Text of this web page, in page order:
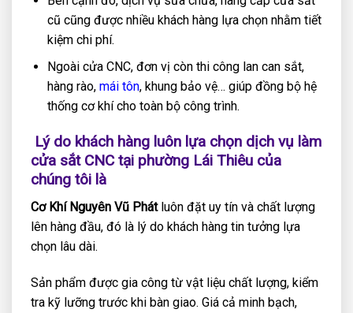
cũ cũng được nhiều khách hàng lựa chọn nhằm tiết
kiệm chi phí.
Ngoài cửa CNC, đơn vị còn thi công lan can sắt,
hàng rào, mái tôn, khung bảo vệ… giúp đồng bộ hệ
thống cơ khí cho toàn bộ công trình.
Lý do khách hàng luôn lựa chọn dịch vụ làm
cửa sắt CNC tại phường Lái Thiêu của
chúng tôi là
Cơ Khí Nguyên Vũ Phátluôn đặt uy tín và chất lượng
lên hàng đầu, đó là lý do khách hàng tin tưởng lựa
chọn lâu dài.
Sản phẩm được gia công từ vật liệu chất lượng, kiểm
tra kỹ lưỡng trước khi bàn giao. Giá cả minh bạch,